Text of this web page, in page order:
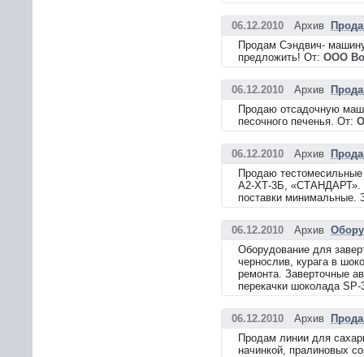
06.12.2010 Архив
Продам Сэндвич-
предложить! От: ООО
06.12.2010 Архив
Продаю отсадочную
песочного печенья. От:
06.12.2010 Архив
Продаю
А2-ХТ-3Б, «СТАНДАРТ».
поставки минимальные.
06.12.2010 Архив
Оборудование для
чернослив, курага в
ремонта. Заверточные
перекачки шоколада
06.12.2010 Архив
Продам линии для
начинкой, пралиновых